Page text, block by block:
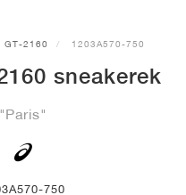
GT-2160 1203A570-750
sneakerek
"Paris"
750